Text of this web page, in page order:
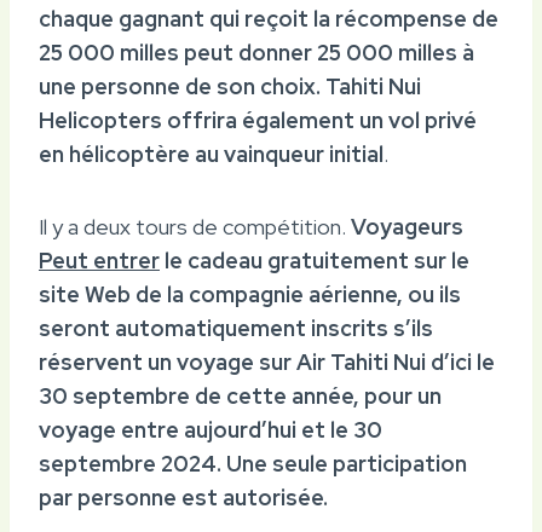
chaque gagnant qui reçoit la récompense de
25 000 milles peut donner 25 000 milles à
une personne de son choix. Tahiti Nui
Helicopters offrira également un vol privé
en hélicoptère au vainqueur initial.
Il y a deux tours de compétition. Voyageurs
Peut entrer le cadeau gratuitement sur le
site Web de la compagnie aérienne, ou ils
seront automatiquement inscrits s’ils
réservent un voyage sur Air Tahiti Nui d’ici le
30 septembre de cette année, pour un
voyage entre aujourd’hui et le 30
septembre 2024. Une seule participation
par personne est autorisée.